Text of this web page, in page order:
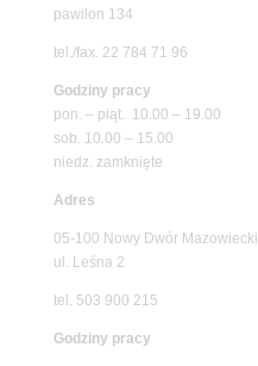
pawilon 134
tel./fax. 22 784 71 96
Godziny pracy
pon. – piąt. 10.00 – 19.00
sob. 10.00 – 15.00
niedz. zamknięte
Adres
05-100 Nowy Dwór Mazowiecki
ul. Leśna 2
tel. 503 900 215
Godziny pracy